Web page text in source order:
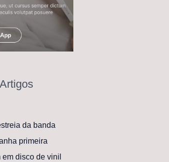
da banda
primeira
disco de vinil